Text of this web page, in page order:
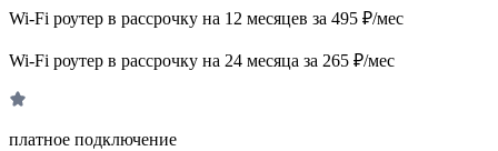
Wi-Fi роутер в рассрочку на 12 месяцев за 495 ₽/мес
Wi-Fi роутер в рассрочку на 24 месяца за 265 ₽/мес
платное подключение